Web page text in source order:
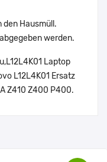
den Hausmüll.
werden.
Laptop
L12L4K01 Ersatz
Z410 Z400 P400.